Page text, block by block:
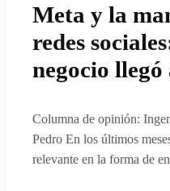
Meta y la
redes
negocio
Columna de opinión:
Pedro En los últimos
relevante en la forma de